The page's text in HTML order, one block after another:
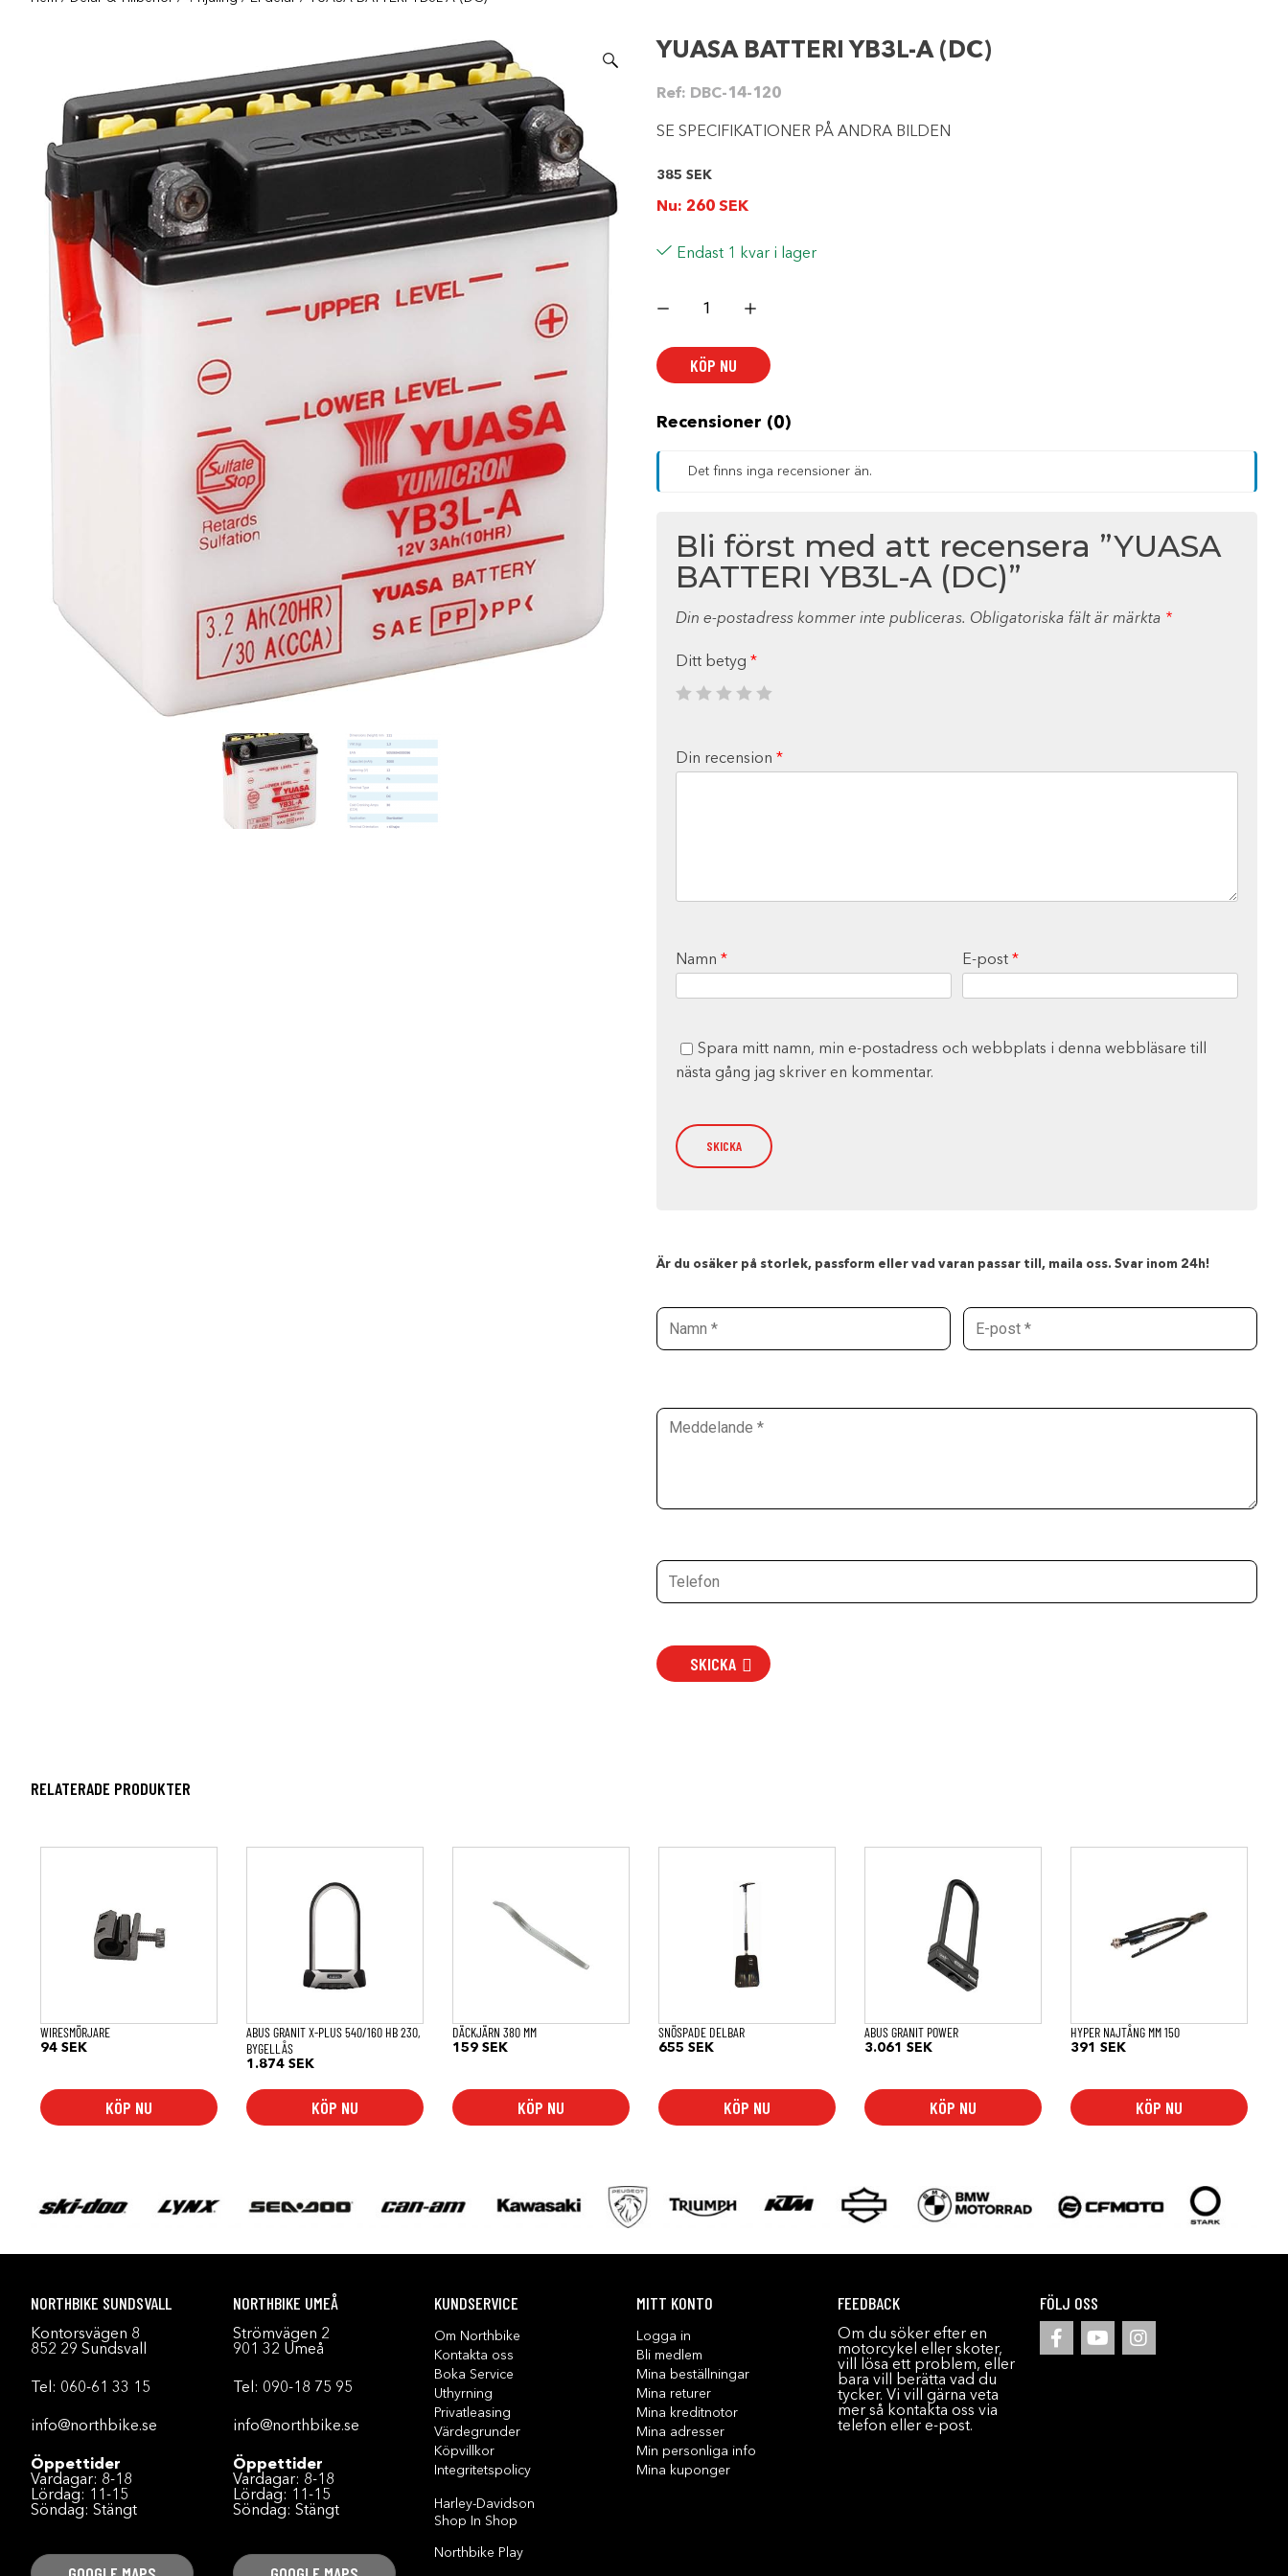
YUASA BATTERI YB3L-A (DC)
Ref: DBC-14-120
SE SPECIFIKATIONER PÅ ANDRA BILDEN
385 SEK
Nu: 260 SEK
Endast 1 kvar i lager
BATTERI
(DC)
mängd
KÖP NU
Recensioner (0)
Det finns inga recensioner än.
Bli först med att recensera ”YUASA
BATTERI YB3L-A (DC)”
Din e-postadress kommer inte publiceras. Obligatoriska fält är märkta *
Ditt betyg *
Din recension *
Namn * E-post*
Spara mitt namn, min e-postadress och webbplats i denna webbläsare till
nästa gång jag skriver en kommentar.
Är du osäker på storlek, passform eller vad varan passar till, maila oss. Svar inom 24h!
SKICKA
RELATERADE PRODUKTER
WIRESMÖRJARE
94 SEK
KÖP NU
ABUS GRANIT X-PLUS 540/160 HB 230,
BYGELLÅS
1.874SEK
KÖP NU
DÄCKJÄRN 380 MM
159SEK
KÖP NU
SNÖSPADE DELBAR
655SEK
KÖP NU
ABUS GRANIT POWER
3.061SEK
KÖP NU
HYPER NAJTÅNG MM 150
391SEK
KÖP NU
NORTHBIKE SUNDSVALL
Kontorsvägen 8
852 29 Sundsvall
Tel: 060-61 33 15
info@northbike.se
Öppettider
Vardagar: 8-18
Lördag: 11-15
Söndag: Stängt
NORTHBIKE UMEÅ
Strömvägen 2
901 32 Umeå
Tel: 090-18 75 95
info@northbike.se
Öppettider
Vardagar: 8-18
Lördag: 11-15
Söndag: Stängt
KUNDSERVICE
Om Northbike
Kontakta oss
Boka Service
Uthyrning
Privatleasing
Värdegrunder
Köpvillkor
Integritetspolicy
Harley-Davidson
Shop In Shop
Northbike Play
MITT KONTO
Logga in
Bli medlem
Mina beställningar
Mina returer
Mina kreditnotor
Mina adresser
Min personliga info
Mina kuponger
FEEDBACK
Om du söker efter en
motorcykel eller skoter,
vill lösa ett problem, eller
bara vill berätta vad du
tycker. Vi vill gärna veta
mer så kontakta oss via
telefon eller e-post.
FÖLJ OSS